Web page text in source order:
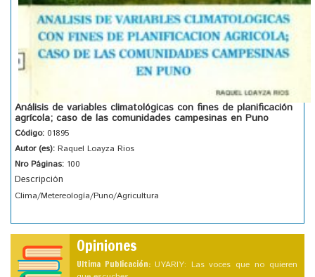
Análisis de variables climatológicas con fines de planificación
agrícola; caso de las comunidades campesinas en Puno
Código: 01895
Autor (es): Raquel Loayza Rios
Nro Páginas: 100
Descripción
Clima/Metereología/Puno/Agricultura
Opiniones
Ultima Publicación: UYARIY: Las voces que no quieren